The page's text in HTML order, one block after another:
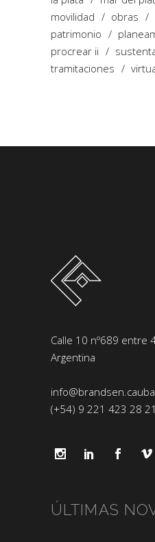
movilidad
obras
patrimonio
procrear ii
tramitaciones
Calle 10 nº689 entre
Argentina
(+54) 9 221 423 28 21
ÚLTIMAS